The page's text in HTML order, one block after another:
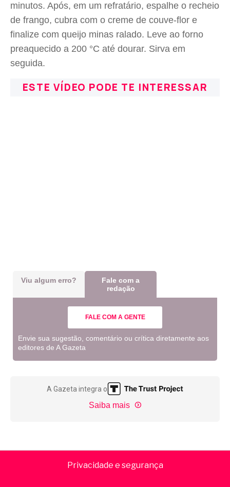
minutos. Após, em um refratário, espalhe o recheio
de frango, cubra com o creme de couve-flor e
finalize com queijo minas ralado. Leve ao forno
preaquecido a 200 °C até dourar. Sirva em
seguida.
ESTE VÍDEO PODE TE INTERESSAR
Viu algum erro?
Fale com a
redação
FALE COM A GENTE
Envie sua sugestão, comentário ou crítica diretamente aos
editores de A Gazeta
A Gazeta integra o
Saiba mais
Privacidade e segurança